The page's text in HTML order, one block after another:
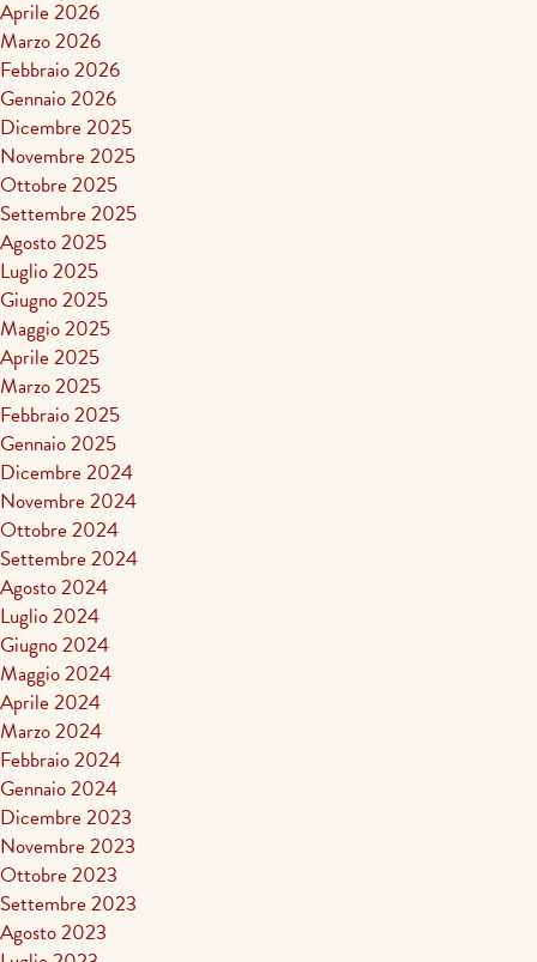
Aprile 2026
Marzo 2026
Febbraio 2026
Gennaio 2026
Dicembre 2025
Novembre 2025
Ottobre 2025
Settembre 2025
Agosto 2025
Luglio 2025
Giugno 2025
Maggio 2025
Aprile 2025
Marzo 2025
Febbraio 2025
Gennaio 2025
Dicembre 2024
Novembre 2024
Ottobre 2024
Settembre 2024
Agosto 2024
Luglio 2024
Giugno 2024
Maggio 2024
Aprile 2024
Marzo 2024
Febbraio 2024
Gennaio 2024
Dicembre 2023
Novembre 2023
Ottobre 2023
Settembre 2023
Agosto 2023